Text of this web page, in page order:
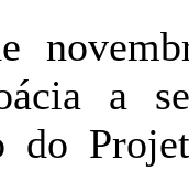
a
do